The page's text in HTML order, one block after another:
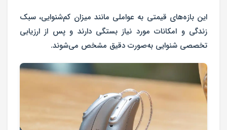
این بازه‌های قیمتی به عواملی مانند میزان کم‌شنوایی، سبک
زندگی و امکانات مورد نیاز بستگی دارند و پس از ارزیابی
تخصصی شنوایی به‌صورت دقیق مشخص می‌شوند.